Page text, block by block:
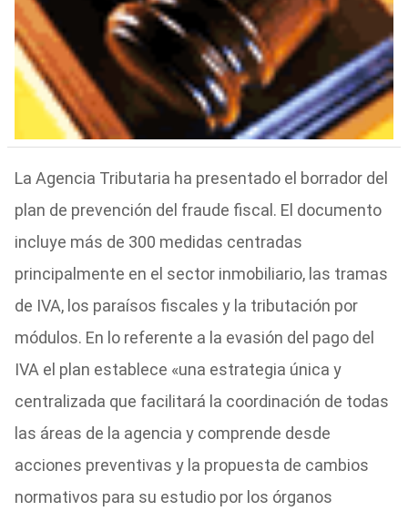
La Agencia Tributaria ha presentado el borrador del
plan de prevención del fraude fiscal. El documento
incluye más de 300 medidas centradas
principalmente en el sector inmobiliario, las tramas
de IVA, los paraísos fiscales y la tributación por
módulos. En lo referente a la evasión del pago del
IVA el plan establece «una estrategia única y
centralizada que facilitará la coordinación de todas
las áreas de la agencia y comprende desde
acciones preventivas y la propuesta de cambios
normativos para su estudio por los órganos